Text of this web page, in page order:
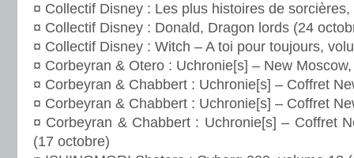
¤ Collectif Disney : Les plus histoires de
¤ Collectif Disney : Donald, Dragon lords (24
¤ Collectif Disney : Witch – A toi pour toujours,
¤ Corbeyran & Otero : Uchronie[s] – New
¤ Corbeyran & Chabbert : Uchronie[s] – Coffret
¤ Corbeyran & Chabbert : Uchronie[s] – Coffret
¤ Corbeyran & Chabbert : Uchronie[s] – Coffret
(17 octobre)